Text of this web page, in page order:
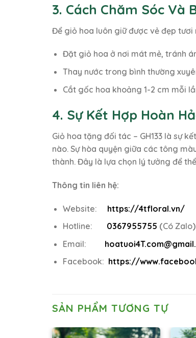
3. Cách Chăm Sóc Và
Để giỏ hoa luôn giữ được vẻ đẹp tươi
Đặt giỏ hoa ở nơi mát mẻ, tránh
Thay nước trong bình thường
Cắt gốc hoa khoảng 1-2 cm mỗi
4. Sự Kết Hợp Hoàn
Giỏ hoa tặng đối tác – GH133 là sự
nào. Sự hòa quyện giữa các tông
thành. Đây là lựa chọn lý tưởng để
Thông tin liên hệ:
Website:
https://4tfloral.vn/
Hotline:
0367955755 (Có Zalo)
Email:
Facebook: https://
SẢN PHẨM TƯƠNG TỰ